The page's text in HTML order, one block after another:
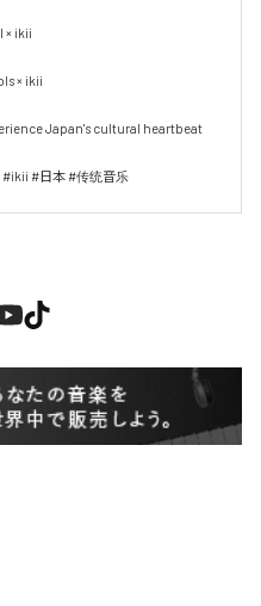
× ikii
× ikii
Japan's cultural heartbeat
#日本 #传统音乐